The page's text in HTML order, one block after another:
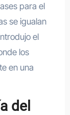
para el
se igualan
el
los
en una
del